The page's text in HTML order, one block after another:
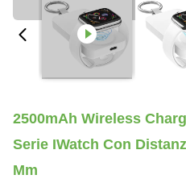
2500mAh Wireless
Serie IWatch Con
Mm